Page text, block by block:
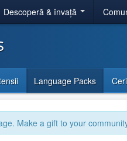
Descoperă & învață
Language Packs
Make a gift to your